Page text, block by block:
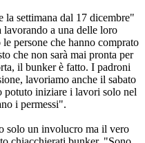
la settimana dal 17 dicembre"
lavorando a una delle loro
persone che hanno comprato
che non sarà mai pronta per
il bunker è fatto. I padroni
lavoriamo anche il sabato
potuto iniziare i lavori solo nel
i permessi".
solo un involucro ma il vero